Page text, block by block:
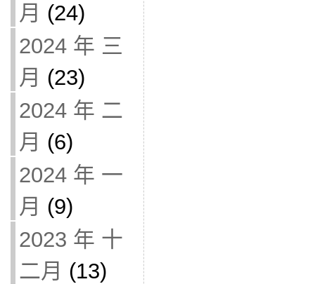
月 (24)
2024 年 三
月 (23)
2024 年 二
月 (6)
2024 年 一
月 (9)
2023 年 十
二月 (13)